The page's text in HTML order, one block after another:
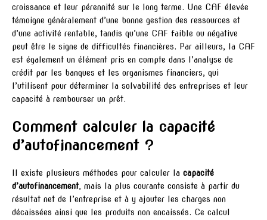
croissance et leur pérennité sur le long terme. Une CAF élevée
témoigne généralement d’une bonne gestion des ressources et
d’une activité rentable, tandis qu’une CAF faible ou négative
peut être le signe de difficultés financières. Par ailleurs, la CAF
est également un élément pris en compte dans l’analyse de
crédit par les banques et les organismes financiers, qui
l’utilisent pour déterminer la solvabilité des entreprises et leur
capacité à rembourser un prêt.
Comment calculer la capacité
d’autofinancement ?
Il existe plusieurs méthodes pour calculer la capacité
d’autofinancement, mais la plus courante consiste à partir du
résultat net de l’entreprise et à y ajouter les charges non
décaissées ainsi que les produits non encaissés. Ce calcul